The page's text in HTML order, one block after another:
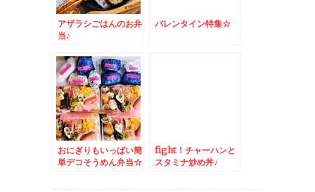
アザラシごはんのお弁
当♪
バレンタイン特集☆
おにぎりもいっぱい簡
単デコそうめん弁当☆
fight！チャーハンと
スタミナ炒め丼♪